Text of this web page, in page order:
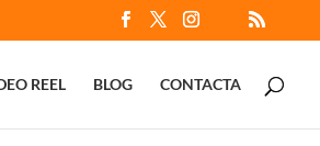
REEL BLOG CONTACTA